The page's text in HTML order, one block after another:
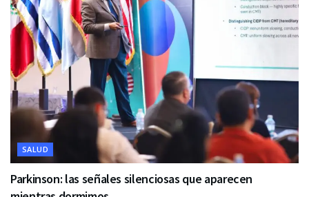
SALUD
Parkinson: las señales silenciosas que aparecen